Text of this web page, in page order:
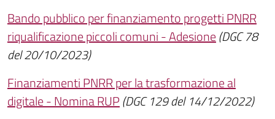
Bando pubblico per finanziamento progetti PNRR
riqualificazione piccoli comuni - Adesione(DGC 78
del 20/10/2023)
Finanziamenti PNRR per la trasformazione al
digitale - Nomina RUP(DGC 129 del 14/12/2022)